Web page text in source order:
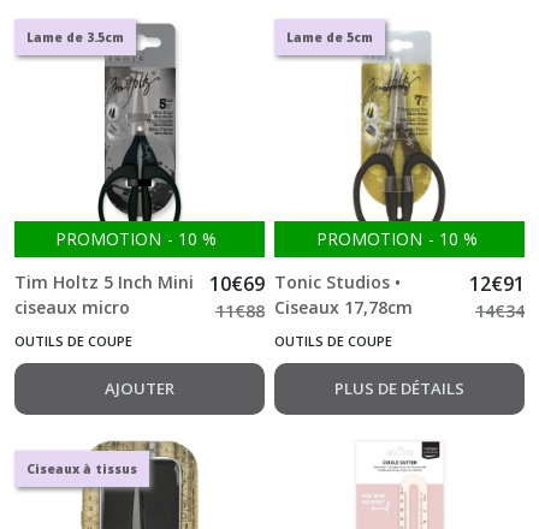
Lame de 3.5cm
PROMOTION - 10 %
Tim Holtz 5 Inch Mini
ciseaux micro
dentelés
10€69
11€88
OUTILS DE COUPE
AJOUTER
Lame de 5cm
PROMOTION - 10 %
Tonic Studios •
Ciseaux 17,78cm
titanium
12€91
14€34
OUTILS DE COUPE
PLUS DE DÉTAILS
Ciseaux à tissus